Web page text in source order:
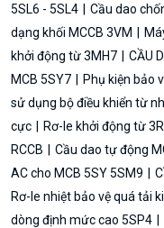
5SL6 - 5SL4
Cầu dao
dạng khối MCCB 3VM
khởi động từ 3MH7
CẦU
MCB 5SY7
Phụ kiện bảo
sử dụng bộ điều khiển từ
cực
Rơ-le khởi động từ
RCCB
Cầu dao tự động
AC cho MCB 5SY 5SM9
Rơ-le nhiệt bảo vệ quá tải
dòng định mức cao 5SP4